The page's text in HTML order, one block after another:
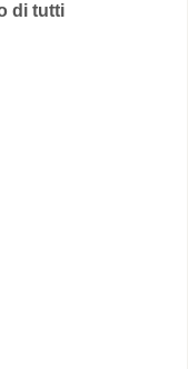
di tutti